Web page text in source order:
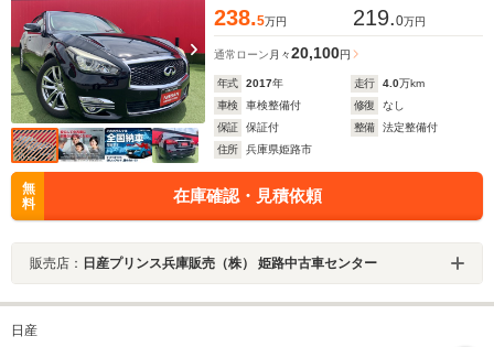
238.5万円 219.0万円
通常ローン 月々20,100円
年式 2017年 走行 4.0万km
車検
車検整備付 修復
なし
保証
保証付 整備
法定整備付
住所
兵庫県姫路市
無
料
在庫確認・見積依頼
販売店： 日産プリンス兵庫販売（株） 姫路中古車センター
日産